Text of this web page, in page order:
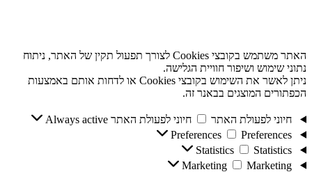
האתר משתמש בקובצי Cookies לצורך תפעול תקין של האתר, ניתוח
נתוני שימוש ושיפור חוויית הגלישה.
ניתן לאשר את השימוש בקובצי Cookies או לדחות אותם באמצעות
הכפתורים המוצגים בבאנר זה.
חיוני לפעולת האתר חיוני לפעולת האתר Always active
Preferences
Preferences
Statistics
Statistics
Marketing
Marketing